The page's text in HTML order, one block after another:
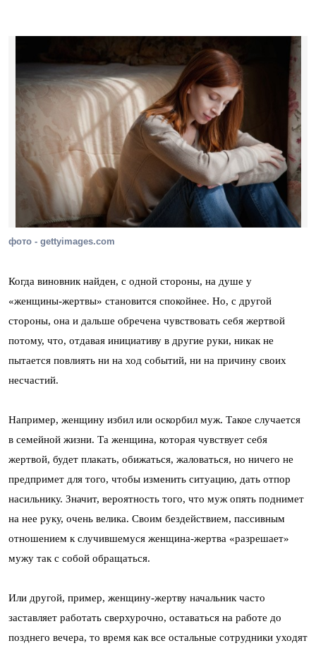
фото - gettyimages.com
Когда виновник найден, с одной стороны, на душе у
«женщины-жертвы» становится спокойнее. Но, с другой
стороны, она и дальше обречена чувствовать себя жертвой
потому, что, отдавая инициативу в другие руки, никак не
пытается повлиять ни на ход событий, ни на причину своих
несчастий.
Например, женщину избил или оскорбил муж. Такое случается
в семейной жизни. Та женщина, которая чувствует себя
жертвой, будет плакать, обижаться, жаловаться, но ничего не
предпримет для того, чтобы изменить ситуацию, дать отпор
насильнику. Значит, вероятность того, что муж опять поднимет
на нее руку, очень велика. Своим бездействием, пассивным
отношением к случившемуся женщина-жертва «разрешает»
мужу так с собой обращаться.
Или другой, пример, женщину-жертву начальник часто
заставляет работать сверхурочно, оставаться на работе до
позднего вечера, то время как все остальные сотрудники уходят